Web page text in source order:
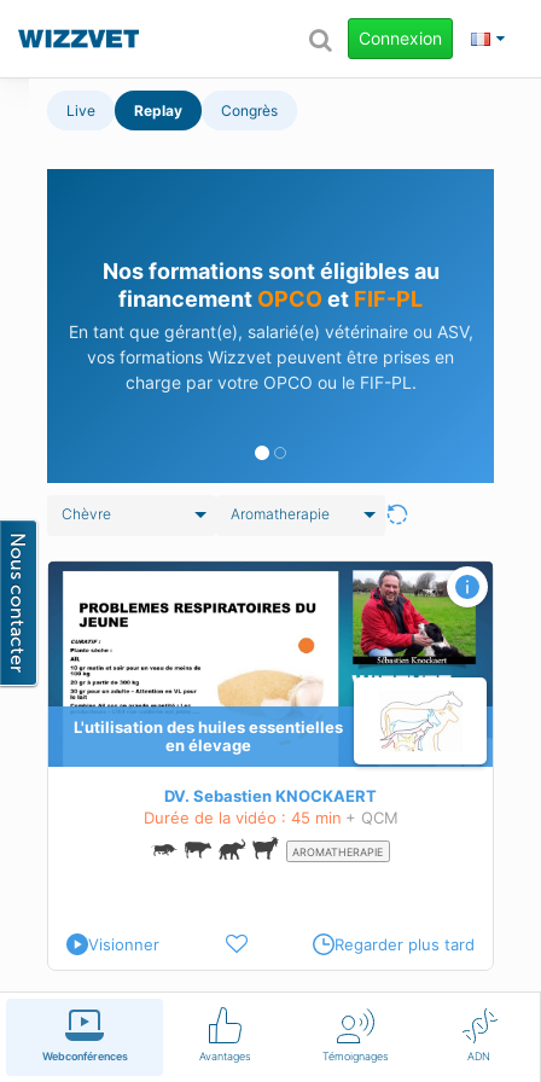
Webconférences Avantages Témoignages ADN
Connexion
Live Replay Congrès
Nos formations sont éligibles au
financement OPCOet FIF-PL
En tant que gérant(e), salarié(e) vétérinaire ou ASV,
vos formations Wizzvet peuvent être prises en
charge par votre OPCO ou le FIF-PL.
Chèvre Aromatherapie
L'utilisation des huiles essentielles
en élevage
DV. Sebastien KNOCKAERT
Durée de la vidéo : 45 min + QCM
AROMATHERAPIE
Visionner Regarder plus tard
Français Conditions d'utilisation Nous contacter